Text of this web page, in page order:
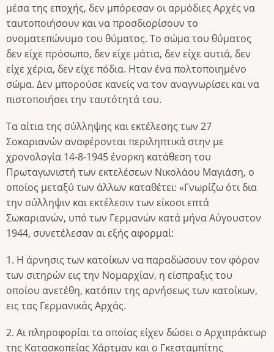
μέσα της εποχής, δεν μπόρεσαν οι αρμόδιες Αρχές να
ταυτοποιήσουν και να προσδιορίσουν το
ονοματεπώνυμο του θύματος. Το σώμα του θύματος
δεν είχε πρόσωπο, δεν είχε μάτια, δεν είχε αυτιά, δεν
είχε χέρια, δεν είχε πόδια. Ηταν ένα πολτοποιημένο
σώμα. Δεν μπορούσε κανείς να τον αναγνωρίσει και να
πιστοποιήσει την ταυτότητά του.
Τα αίτια της σύλληψης και εκτέλεσης των 27
Σοκαριανών αναφέρονται περιληπτικά στην με
χρονολογία 14-8-1945 ένορκη κατάθεση του
Πρωταγωνιστή των εκτελέσεων Νικολάου Μαγιάση, ο
οποίος μεταξύ των άλλων καταθέτει: «Γνωρίζω ότι δια
την σύλληψιν και εκτέλεσιν των είκοσι επτά
Σωκαριανών, υπό των Γερμανών κατά μήνα Αύγουστον
1944, συνετέλεσαν αι εξής αφορμαί:
1. Η άρνησις των κατοίκων να παραδώσουν τον φόρον
των σιτηρών εις την Νομαρχίαν, η είσπραξις του
οποίου ανετέθη, κατόπιν της αρνήσεως των κατοίκων,
εις τας Γερμανικάς Αρχάς.
2. Αι πληροφορίαι τα οποίας είχεν δώσει ο Αρχιπράκτωρ
της Κατασκοπείας Χάρτμαν και ο Γκεσταμπίτης